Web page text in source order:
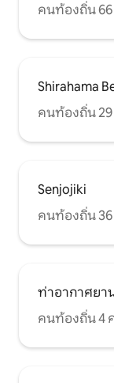
คนท้องถิ่น
Shirahama
คนท้องถิ่น
Senjojiki
คนท้องถิ่น
ท่าอากาศยา
คนท้องถิ่น 4